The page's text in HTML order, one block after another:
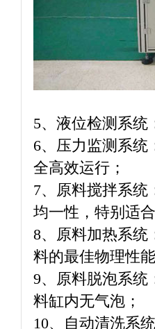
5、液位检测系统
6、压力监测系统
全高效运行；
7、原料搅拌系统
均一性，特别适
8、原料加热系统
料的最佳物理性
9、原料脱泡系统
料缸内无气泡；
10、自动清洗系